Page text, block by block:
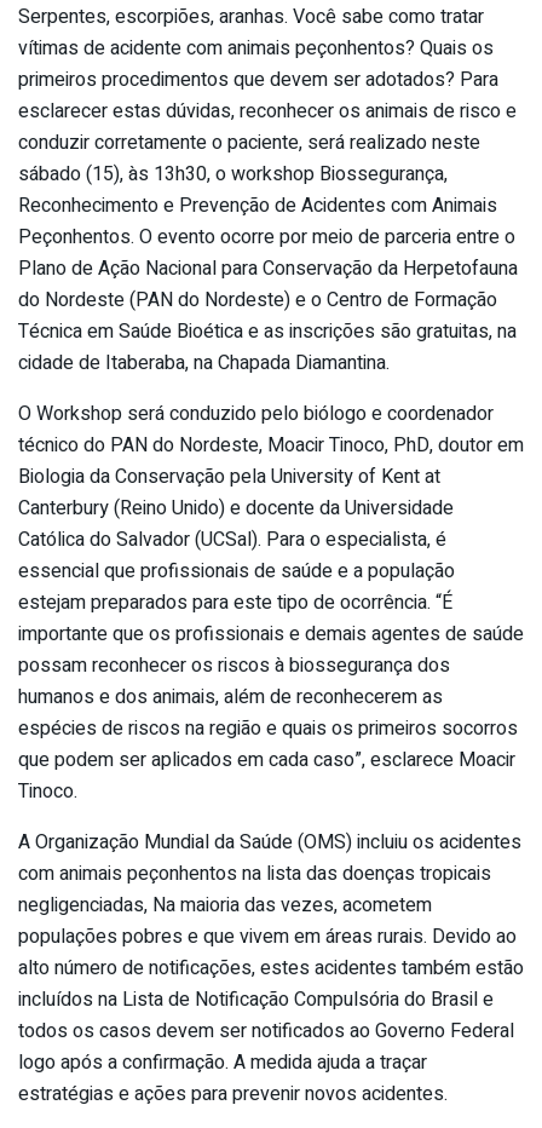
Serpentes, escorpiões, aranhas. Você sabe como tratar
vítimas de acidente com animais peçonhentos? Quais os
primeiros procedimentos que devem ser adotados? Para
esclarecer estas dúvidas, reconhecer os animais de risco e
conduzir corretamente o paciente, será realizado neste
sábado (15), às 13h30, o workshop Biossegurança,
Reconhecimento e Prevenção de Acidentes com Animais
Peçonhentos. O evento ocorre por meio de parceria entre o
Plano de Ação Nacional para Conservação da Herpetofauna
do Nordeste (PAN do Nordeste) e o Centro de Formação
Técnica em Saúde Bioética e as inscrições são gratuitas, na
cidade de Itaberaba, na Chapada Diamantina.
O Workshop será conduzido pelo biólogo e coordenador
técnico do PAN do Nordeste, Moacir Tinoco, PhD, doutor em
Biologia da Conservação pela University of Kent at
Canterbury (Reino Unido) e docente da Universidade
Católica do Salvador (UCSal). Para o especialista, é
essencial que profissionais de saúde e a população
estejam preparados para este tipo de ocorrência. “É
importante que os profissionais e demais agentes de saúde
possam reconhecer os riscos à biossegurança dos
humanos e dos animais, além de reconhecerem as
espécies de riscos na região e quais os primeiros socorros
que podem ser aplicados em cada caso”, esclarece Moacir
Tinoco.
A Organização Mundial da Saúde (OMS) incluiu os acidentes
com animais peçonhentos na lista das doenças tropicais
negligenciadas, Na maioria das vezes, acometem
populações pobres e que vivem em áreas rurais. Devido ao
alto número de notificações, estes acidentes também estão
incluídos na Lista de Notificação Compulsória do Brasil e
todos os casos devem ser notificados ao Governo Federal
logo após a confirmação. A medida ajuda a traçar
estratégias e ações para prevenir novos acidentes.